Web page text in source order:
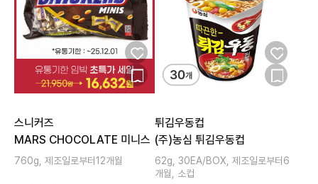
스니커즈
MARS CHOCOLATE 미니스
760g, 제조일로부터12개월
튀김우동컵
(주)농심 튀김우동컵
62g, 30EA/BOX, 제조일로부터6
개월, 소컵